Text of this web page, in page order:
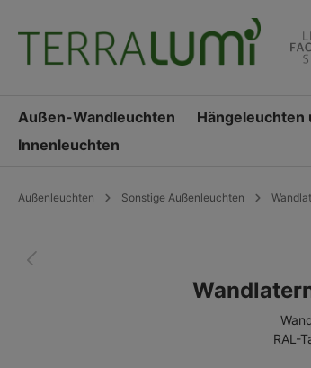
Zur Hauptnavigation springen
Außen-Wandleuchten Hängeleuchten
Innenleuchten
Außenleuchten Sonstige Außenleuchten
RAL-